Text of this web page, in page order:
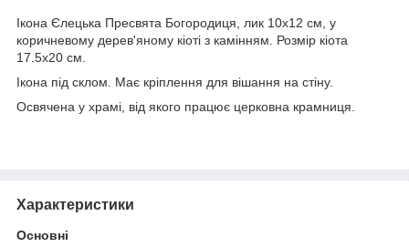
Ікона Єлецька Пресвята Богородиця, лик 10х12 см, у
коричневому дерев'яному кіоті з камінням. Розмір кіота
17.5х20 см.
Ікона під склом. Має кріплення для вішання на стіну.
Освячена у храмі, від якого працює церковна крамниця.
Характеристики
Основні